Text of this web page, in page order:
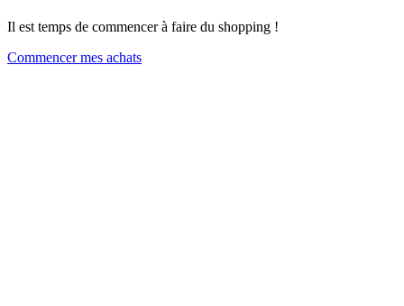
Il est temps de commencer à faire du shopping !
Commencer mes achats